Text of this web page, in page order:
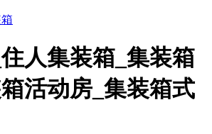
人集装箱_集装箱
活动房_集装箱式